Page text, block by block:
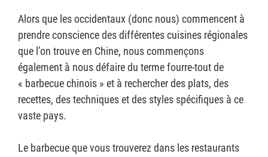
Alors que les occidentaux (donc nous) commencent à
prendre conscience des différentes cuisines régionales
que l’on trouve en Chine, nous commençons
également à nous défaire du terme fourre-tout de
« barbecue chinois » et à rechercher des plats, des
recettes, des techniques et des styles spécifiques à ce
vaste pays.
Le barbecue que vous trouverez dans les restaurants